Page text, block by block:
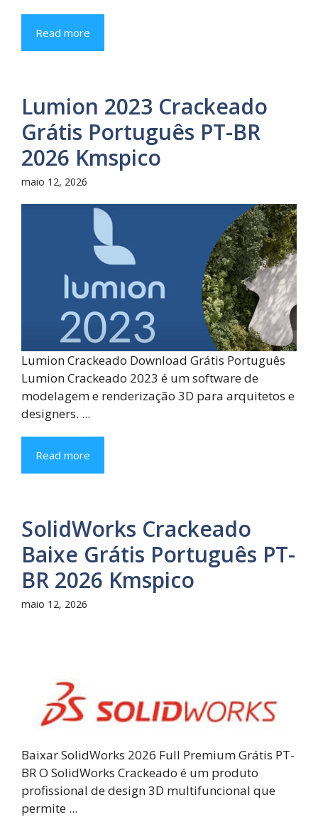
Read more
Lumion 2023 Crackeado
Grátis Português PT-BR
2026 Kmspico
maio 12, 2026
Lumion Crackeado Download Grátis Português
Lumion Crackeado 2023 é um software de
modelagem e renderização 3D para arquitetos e
designers. ...
Read more
SolidWorks Crackeado
Baixe Grátis Português PT-
BR 2026 Kmspico
maio 12, 2026
Baixar SolidWorks 2026 Full Premium Grátis PT-
BR O SolidWorks Crackeado é um produto
profissional de design 3D multifuncional que
permite ...